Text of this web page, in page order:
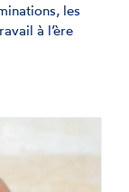
les
à l’ère